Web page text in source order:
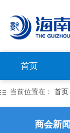
首页
当前位置在： 首页
商会新闻